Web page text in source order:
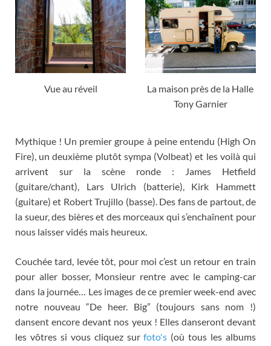
Vue au réveil
La maison près de la Halle
Tony Garnier
Mythique ! Un premier groupe à peine entendu (High On
Fire), un deuxième plutôt sympa(Volbeat)et les voilà qui
arrivent sur la scène ronde :
James Hetfield
(guitare/chant), Lars Ulrich (batterie), Kirk Hammett
(guitare)et Robert Trujillo (basse). Des fans de partout,de
la sueur,des bières et des morceaux qui s’enchaînent pour
nous laisser vidés mais heureux
Couchée tard levée tôt pour moi c’est un retour en train
pour aller bosser, Monsieur rentre avec le camping-car
dans la journée
Les images de ce premier week-end avec
notre nouveau “De heer. Big” (toujours sans nom !)
dansent encore devant nos yeux! Elles danseront devant
les vôtres si vous cliquez sur foto's (où tous les albums